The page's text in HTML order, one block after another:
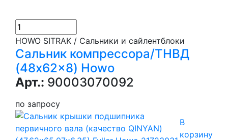
HOWO SITRAK / Сальники и сайлентблоки
Сальник компрессора/ТНВД
(48x62x8) Howo
Арт.: 90003070092
по запросу
В
корзину